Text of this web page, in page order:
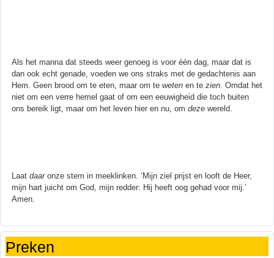
Als het manna dat steeds weer genoeg is voor één dag, maar dat is
dan ook echt genade, voeden we ons straks met de gedachtenis aan
Hem. Geen brood om te eten, maar om te weten en te zien . Omdat het
niet om een verre hemel gaat of om een eeuwigheid die toch buiten
ons bereik ligt, maar om het leven hier en nu, om deze wereld.
Laat daaronze stem in meeklinken. ‘Mijn ziel prijst en looft de Heer,
mijn hart juicht om God, mijn redder: Hij heeft oog gehad voor mij.’
Amen.
Preken